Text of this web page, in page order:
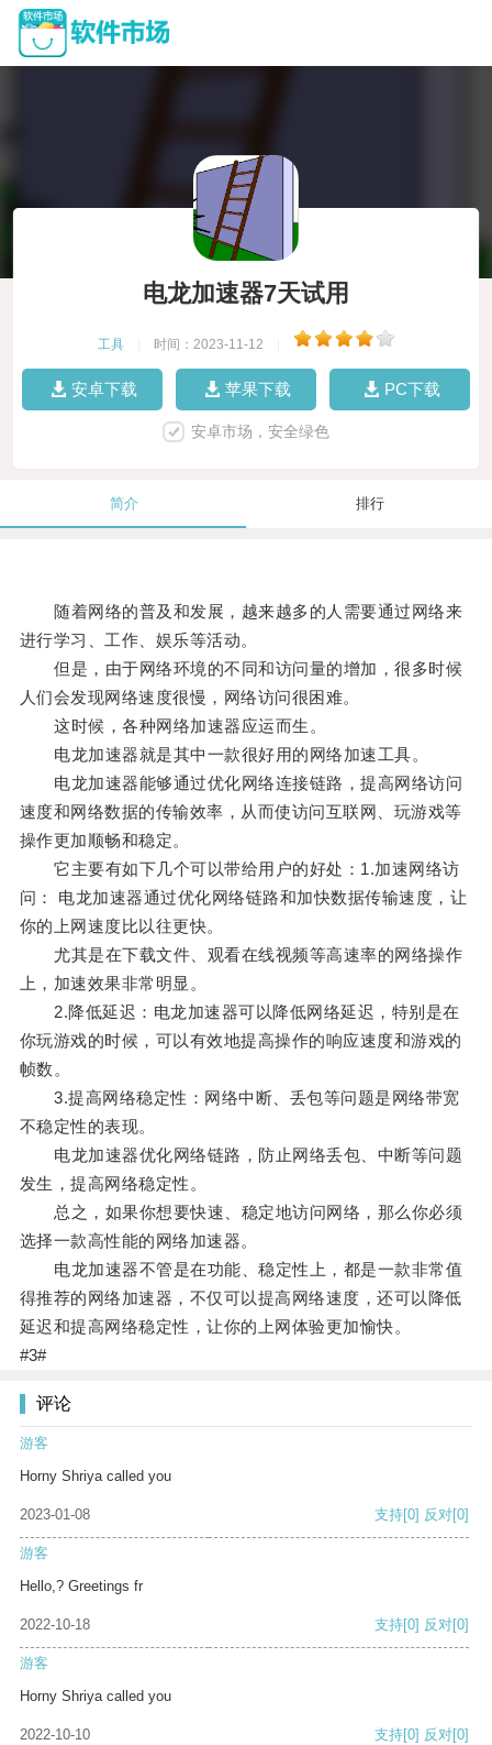
电龙加速器7天试用
工具 时间：2023-11-12
安卓下载 苹果下载 PC下载
安卓市场，安全绿色
简介 排行
随着网络的普及和发展，越来越多的人需要通过网络来
进行学习、工作、娱乐等活动。
但是，由于网络环境的不同和访问量的增加，很多时候
人们会发现网络速度很慢，网络访问很困难。
这时候，各种网络加速器应运而生。
电龙加速器就是其中一款很好用的网络加速工具。
电龙加速器能够通过优化网络连接链路，提高网络访问
速度和网络数据的传输效率，从而使访问互联网、玩游戏等
操作更加顺畅和稳定。
它主要有如下几个可以带给用户的好处：1.加速网络访
问： 电龙加速器通过优化网络链路和加快数据传输速度，让
你的上网速度比以往更快。
尤其是在下载文件、观看在线视频等高速率的网络操作
上，加速效果非常明显。
2.降低延迟：电龙加速器可以降低网络延迟，特别是在
你玩游戏的时候，可以有效地提高操作的响应速度和游戏的
帧数。
3.提高网络稳定性：网络中断、丢包等问题是网络带宽
不稳定性的表现。
电龙加速器优化网络链路，防止网络丢包、中断等问题
发生，提高网络稳定性。
总之，如果你想要快速、稳定地访问网络，那么你必须
选择一款高性能的网络加速器。
电龙加速器不管是在功能、稳定性上，都是一款非常值
得推荐的网络加速器，不仅可以提高网络速度，还可以降低
延迟和提高网络稳定性，让你的上网体验更加愉快。
#3#
评论
游客
Horny Shriya called you
2023-01-08 支持[0] 反对[0]
游客
Hello,? Greetings fr
2022-10-18 支持[0] 反对[0]
游客
Horny Shriya called you
2022-10-10 支持[0] 反对[0]